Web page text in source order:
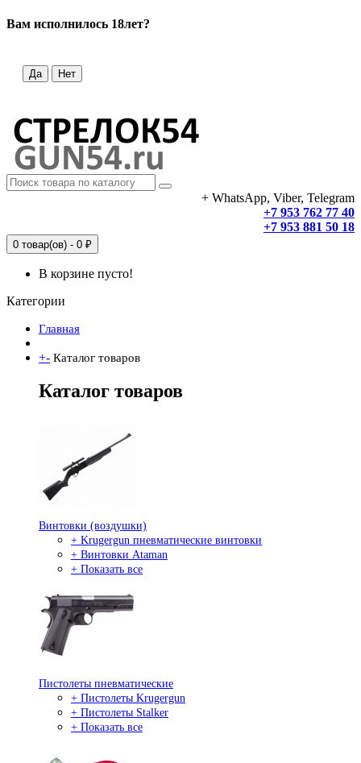
Вам исполнилось 18лет?
Да Нет
+ WhatsApp, Viber, Telegram
+7 953 762 77 40
+7 953 881 50 18
0 товар(ов) - 0 ₽
В корзине пусто!
Категории
Главная
+- Каталог товаров
Каталог товаров
Винтовки (воздушки)
+ Krugergun пневматические винтовки
+ Винтовки Ataman
+ Показать все
Пистолеты пневматические
+ Пистолеты Krugergun
+ Пистолеты Stalker
+ Показать все